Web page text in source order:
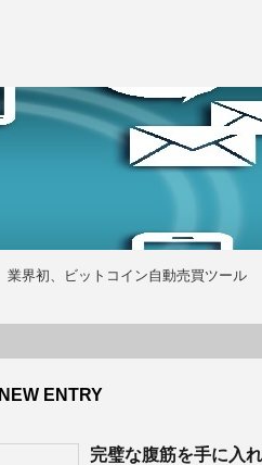
業界初、ビットコイン自動売買ツール
NEW ENTRY
完璧な腹筋を手に入